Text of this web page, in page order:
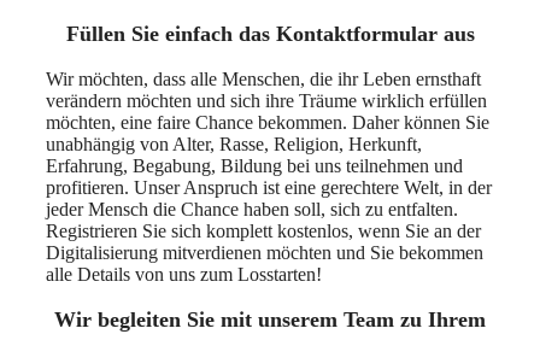
Füllen Sie einfach das Kontaktformular aus
Wir möchten, dass alle Menschen, die ihr Leben ernsthaft
verändern möchten und sich ihre Träume wirklich erfüllen
möchten, eine faire Chance bekommen. Daher können Sie
unabhängig von Alter, Rasse, Religion, Herkunft,
Erfahrung, Begabung, Bildung bei uns teilnehmen und
profitieren. Unser Anspruch ist eine gerechtere Welt, in der
jeder Mensch die Chance haben soll, sich zu entfalten.
Registrieren Sie sich komplett kostenlos, wenn Sie an der
Digitalisierung mitverdienen möchten und Sie bekommen
alle Details von uns zum Losstarten!
Wir begleiten Sie mit unserem Team zu Ihrem